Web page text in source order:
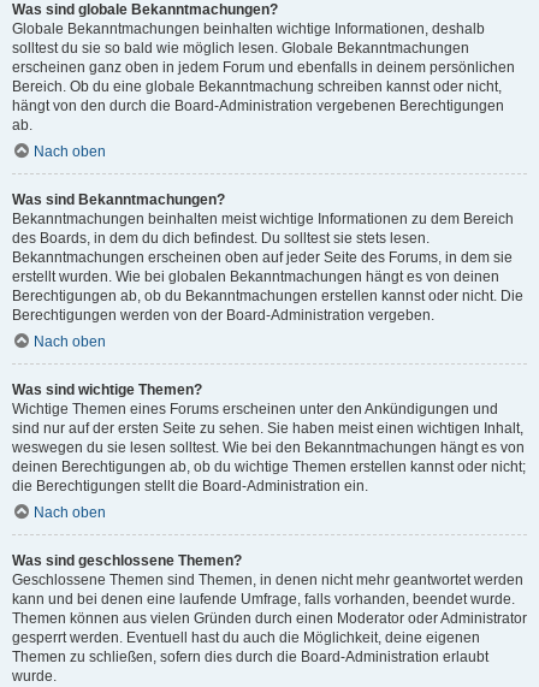
Was sind globale Bekanntmachungen?
Globale Bekanntmachungen beinhalten wichtige Informationen, deshalb
solltest du sie so bald wie möglich lesen. Globale Bekanntmachungen
erscheinen ganz oben in jedem Forum und ebenfalls in deinem persönlichen
Bereich. Ob du eine globale Bekanntmachung schreiben kannst oder nicht,
hängt von den durch die Board-Administration vergebenen Berechtigungen
ab.
Nach oben
Was sind Bekanntmachungen?
Bekanntmachungen beinhalten meist wichtige Informationen zu dem Bereich
des Boards, in dem du dich befindest. Du solltest sie stets lesen.
Bekanntmachungen erscheinen oben auf jeder Seite des Forums, in dem sie
erstellt wurden. Wie bei globalen Bekanntmachungen hängt es von deinen
Berechtigungen ab, ob du Bekanntmachungen erstellen kannst oder nicht. Die
Berechtigungen werden von der Board-Administration vergeben.
Nach oben
Was sind wichtige Themen?
Wichtige Themen eines Forums erscheinen unter den Ankündigungen und
sind nur auf der ersten Seite zu sehen. Sie haben meist einen wichtigen Inhalt,
weswegen du sie lesen solltest. Wie bei den Bekanntmachungen hängt es von
deinen Berechtigungen ab, ob du wichtige Themen erstellen kannst oder nicht;
die Berechtigungen stellt die Board-Administration ein.
Nach oben
Was sind geschlossene Themen?
Geschlossene Themen sind Themen, in denen nicht mehr geantwortet werden
kann und bei denen eine laufende Umfrage, falls vorhanden, beendet wurde.
Themen können aus vielen Gründen durch einen Moderator oder Administrator
gesperrt werden. Eventuell hast du auch die Möglichkeit, deine eigenen
Themen zu schließen, sofern dies durch die Board-Administration erlaubt
wurde.